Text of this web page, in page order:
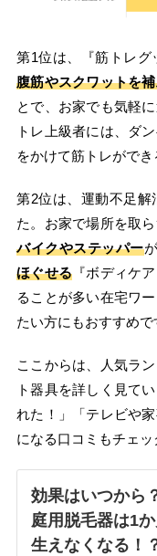
第1位は、『筋トレグ
腹筋やスクワットを
とで、お家でも気軽
トレ上級者には、ダ
をかけて筋トレができ
第2位は、運動不足解
た。お家で場所を取
バイクやステッパー
ほぐせる 『ボディケ
ることが多い在宅ワ
たい方にもおすすめで
ここからは、人気ラ
ト器具を詳しく見て
れた！」「テレビや
になる口コミもチェッ
効果はいつから
庭用脱毛器は1
生えなくなる！